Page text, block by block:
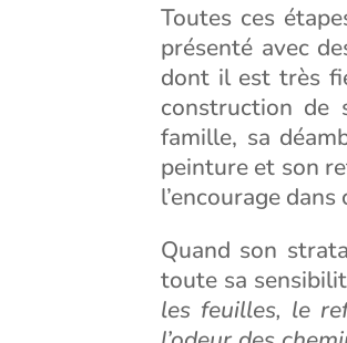
Toutes ces
présenté avec
dont il est très
construction de
famille, sa
peinture et son
l’encourage
Quand son
toute sa
les feuilles, le